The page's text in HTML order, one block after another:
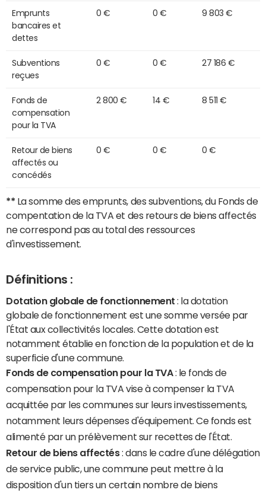
Emprunts
bancaires et
dettes
0 € 0 € 9 803 €
Subventions
reçues
0 € 0 € 27 186 €
Fonds de
compensation
pour la TVA
2 800 € 14 € 8 511 €
Retour de biens
affectés ou
concédés
0 € 0 € 0 €
** La somme des emprunts, des subventions, du Fonds de
compentation de la TVA et des retours de biens affectés
ne correspond pas au total des ressources
d'investissement.
Définitions :
Dotation globale de fonctionnement : la dotation
globale de fonctionnement est une somme versée par
l'État aux collectivités locales. Cette dotation est
notamment établie en fonction de la population et de la
superficie d'une commune.
Fonds de compensation pour la TVA: le fonds de
compensation pour la TVA vise à compenser la TVA
acquittée par les communes sur leurs investissements,
notamment leurs dépenses d'équipement. Ce fonds est
alimenté par un prélèvement sur recettes de l'État.
Retour de biens affectés: dans le cadre d'une délégation
de service public, une commune peut mettre à la
disposition d'un tiers un certain nombre de biens